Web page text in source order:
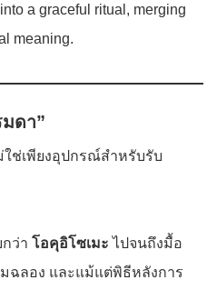
a graceful ritual, merging
meaning.
มดา”
ช่เพียงอุปกรณ์สำหรับรับ
ว่า โอคุอิโซเมะ ไปจนถึงมื้อ
ฉลอง และแม้แต่พิธีหลังการ